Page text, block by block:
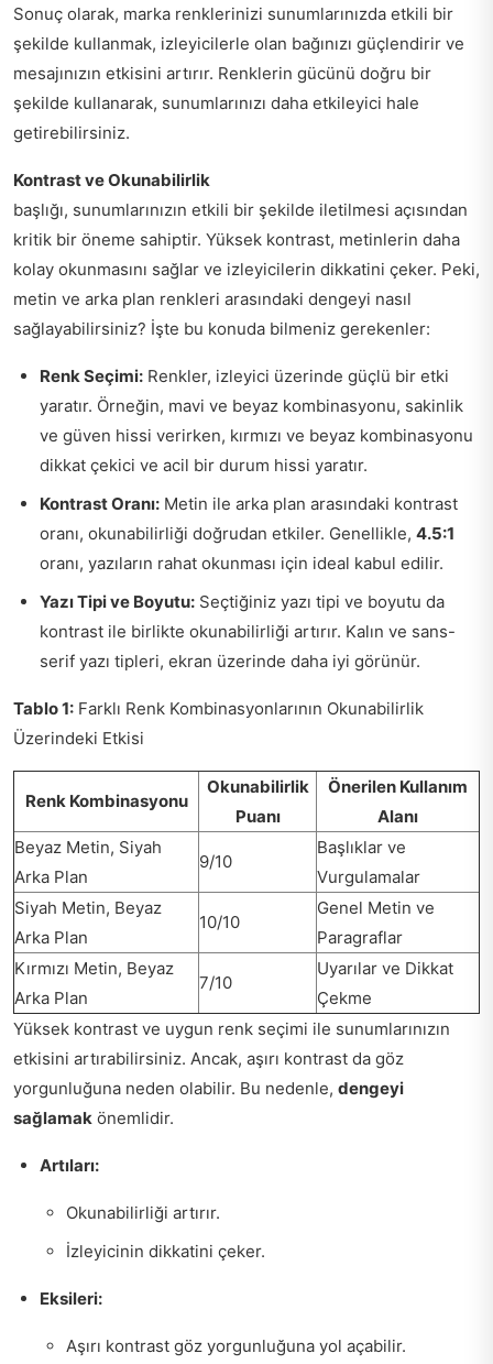
Sonuç olarak, marka renklerinizi sunumlarınızda etkili bir
şekilde kullanmak, izleyicilerle olan bağınızı güçlendirir ve
mesajınızın etkisini artırır. Renklerin gücünü doğru bir
şekilde kullanarak, sunumlarınızı daha etkileyici hale
getirebilirsiniz.
Kontrast ve Okunabilirlik
başlığı, sunumlarınızın etkili bir şekilde iletilmesi açısından
kritik bir öneme sahiptir. Yüksek kontrast, metinlerin daha
kolay okunmasını sağlar ve izleyicilerin dikkatini çeker. Peki,
metin ve arka plan renkleri arasındaki dengeyi nasıl
sağlayabilirsiniz? İşte bu konuda bilmeniz gerekenler:
Renk Seçimi: Renkler, izleyici üzerinde güçlü bir etki
yaratır. Örneğin, mavi ve beyaz kombinasyonu, sakinlik
ve güven hissi verirken, kırmızı ve beyaz kombinasyonu
dikkat çekici ve acil bir durum hissi yaratır.
Kontrast Oranı: Metin ile arka plan arasındaki kontrast
oranı, okunabilirliği doğrudan etkiler. Genellikle, 4.5:1
oranı, yazıların rahat okunması için ideal kabul edilir.
Yazı Tipi ve Boyutu: Seçtiğiniz yazı tipi ve boyutu da
kontrast ile birlikte okunabilirliği artırır. Kalın ve sans-
serif yazı tipleri, ekran üzerinde daha iyi görünür.
Tablo 1: Farklı Renk Kombinasyonlarının Okunabilirlik
Üzerindeki Etkisi
Renk Kombinasyonu
Okunabilirlik
Puanı
Önerilen Kullanım
Alanı
Beyaz Metin, Siyah
Arka Plan
9/10
Başlıklar ve
Vurgulamalar
Siyah Metin, Beyaz
Arka Plan
10/10
Genel Metin ve
Paragraflar
Kırmızı Metin, Beyaz
Arka Plan
7/10
Uyarılar ve Dikkat
Çekme
Yüksek kontrast ve uygun renk seçimi ile sunumlarınızın
etkisini artırabilirsiniz. Ancak, aşırı kontrast da göz
yorgunluğuna neden olabilir. Bu nedenle, dengeyi
sağlamak önemlidir.
Artıları:
Okunabilirliği artırır.
İzleyicinin dikkatini çeker.
Eksileri:
Aşırı kontrast göz yorgunluğuna yol açabilir.